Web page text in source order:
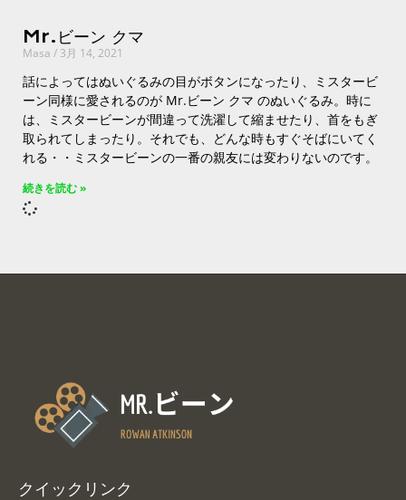
Mr.ビーン クマ
Masa 3月 14, 2021
話によってはぬいぐるみの目がボタンになったり、ミスタービ
ーン同様に愛されるのが Mr.ビーン クマ のぬいぐるみ。時に
は、ミスタービーンが間違って洗濯して縮ませたり、首をもぎ
取られてしまったり。それでも、どんな時もすぐそばにいてく
れる・・ミスタービーンの一番の親友には変わりないのです。
続きを読む »
クイックリンク